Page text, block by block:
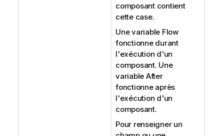
composant contient
cette case.
Une variable Flow
fonctionne durant
l'exécution d'un
composant. Une
variable After
fonctionne après
l'exécution d'un
composant.
Pour renseigner un